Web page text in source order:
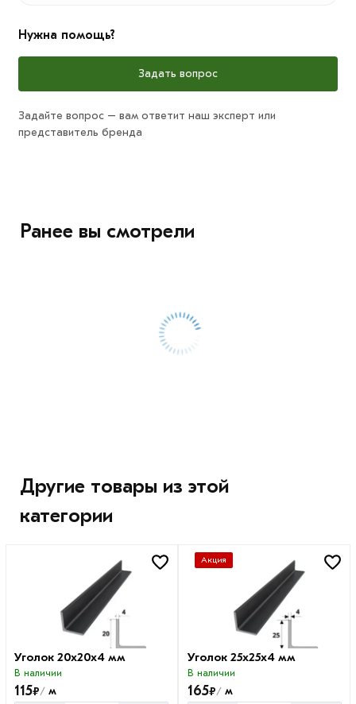
Нужна помощь?
Задать вопрос
Задайте вопрос – вам ответит наш эксперт или
представитель бренда
Ранее вы смотрели
Другие товары из этой
категории
Уголок 20х20х4 мм
В наличии
115₽/ м
Акция
Уголок 25х25х4 мм
В наличии
165₽/м